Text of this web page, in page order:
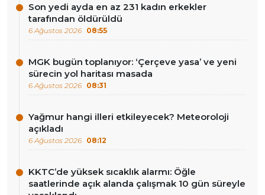
Son yedi ayda en az 231 kadın erkekler
tarafından öldürüldü
6 Ağustos 2026 08:55
MGK bugün toplanıyor: ‘Çerçeve yasa’ ve yeni
sürecin yol haritası masada
6 Ağustos 2026 08:31
Yağmur hangi illeri etkileyecek? Meteoroloji
açıkladı
6 Ağustos 2026 08:12
KKTC’de yüksek sıcaklık alarmı: Öğle
saatlerinde açık alanda çalışmak 10 gün süreyle